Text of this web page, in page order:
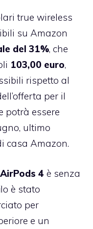
true wireless
su Amazon
del 31%, che
103,00 euro,
rispetto al
per il
potrà essere
ultimo
casa Amazon.
AirPods 4 è senza
è stato
per
e un